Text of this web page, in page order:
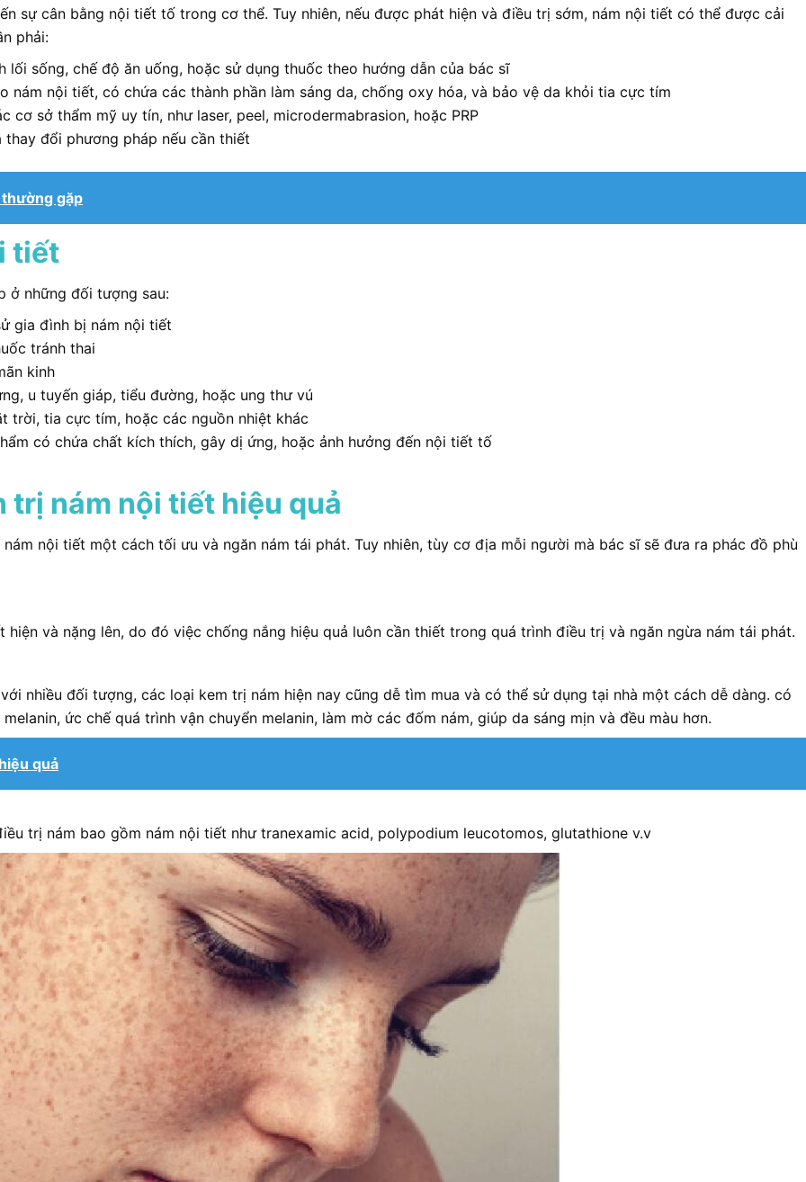
sự cân bằng nội tiết tố trong cơ thể. Tuy nhiên, nếu được phát hiện và điều trị sớm, nám nội tiết có thể được cải
phải:
lối sống, chế độ ăn uống, hoặc sử dụng thuốc theo hướng dẫn của bác sĩ
nám nội tiết, có chứa các thành phần làm sáng da, chống oxy hóa, và bảo vệ da khỏi tia cực tím
sở thẩm mỹ uy tín, như laser, peel, microdermabrasion, hoặc PRP
đổi phương pháp nếu cần thiết
gặp
tiết
ở những đối tượng sau:
gia đình bị nám nội tiết
tránh thai
kinh
u tuyến giáp, tiểu đường, hoặc ung thư vú
trời, tia cực tím, hoặc các nguồn nhiệt khác
có chứa chất kích thích, gây dị ứng, hoặc ảnh hưởng đến nội tiết tố
nám nội tiết hiệu quả
nội tiết một cách tối ưu và ngăn nám tái phát. Tuy nhiên, tùy cơ địa mỗi người mà bác sĩ sẽ đưa ra phác đồ phù
và nặng lên, do đó việc chống nắng hiệu quả luôn cần thiết trong quá trình điều trị và ngăn ngừa nám tái phát.
nhiều đối tượng, các loại kem trị nám hiện nay cũng dễ tìm mua và có thể sử dụng tại nhà một cách dễ dàng. có
ức chế quá trình vận chuyển melanin, làm mờ các đốm nám, giúp da sáng mịn và đều màu hơn.
quả
trị nám bao gồm nám nội tiết như tranexamic acid, polypodium leucotomos, glutathione v.v